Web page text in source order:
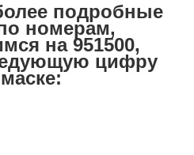
подробные
номерам,
на 951500,
цифру